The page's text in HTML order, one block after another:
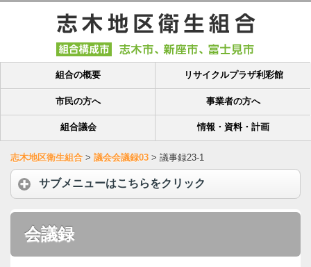
組合の概要 リサイクルプラザ利彩館
市民の方へ 事業者の方へ
組合議会 情報・資料・計画
志木地区衛生組合 > 議会会議録03 > 議事録23-1
サブメニューはこちらをクリック
会議録